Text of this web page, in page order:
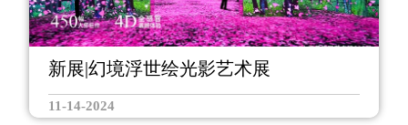
新展|幻境浮世绘光影艺术展
11-14-2024